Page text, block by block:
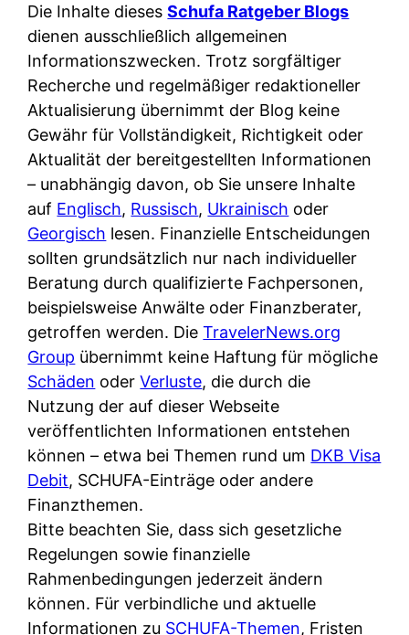
e
D
a
t
e
n
w
i
r
k
l
i
c
h
?
n
d
e
r
n
u
n
k
t
i
o
n
i
e
r
e
n
r
u
s
s
i
s
e
r
A
p
p
&
O
n
l
i
n
e
:
W
a
s
i
s
t
w
i
r
k
l
i
c
b
H
-
M
y
t
h
o
s
:
W
e
n
n
d
e
r
S
c
h
u
t
z
d
e
Die Inhalte diesesSchufa Ratgeber Blogs
dienen ausschließlich allgemeinen
Informationszwecken. Trotz sorgfältiger
Recherche und regelmäßiger redaktioneller
Aktualisierung übernimmt der Blog keine
Gewähr für Vollständigkeit, Richtigkeit oder
Aktualität der bereitgestellten Informationen
– unabhängig davon, ob Sie unsere Inhalte
auf Englisch, Russisch, Ukrainisch oder
Georgisch lesen. Finanzielle Entscheidungen
sollten grundsätzlich nur nach individueller
Beratung durch qualifizierte Fachpersonen,
beispielsweise Anwälte oder Finanzberater,
getroffen werden. DieTravelerNews.org
Group übernimmt keine Haftung für mögliche
Schäden oderVerluste, die durch die
Nutzung der auf dieser Webseite
veröffentlichten Informationen entstehen
können – etwa bei Themen rund um DKB Visa
Debit, SCHUFA-Einträge oder andere
Finanzthemen.
Bitte beachten Sie, dass sich gesetzliche
Regelungen sowie finanzielle
Rahmenbedingungen jederzeit ändern
können. Für verbindliche und aktuelle
Informationen zu SCHUFA-Themen, Fristen